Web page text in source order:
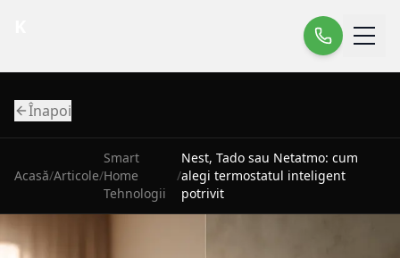
Înapoi
Acasă/Articole/
Smart
Home
Tehnologii
/
Nest, Tado sau Netatmo: cum
alegi termostatul inteligent
potrivit